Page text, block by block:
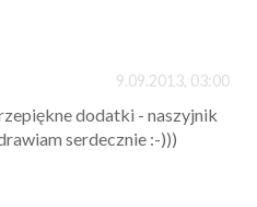
9.09.2013, 03:00
dodatki - naszyjnik
serdecznie :-)))